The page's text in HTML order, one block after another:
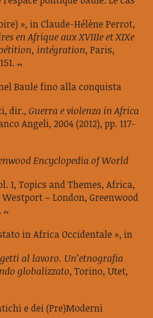
», in Claude-Hélène Perrot,
en Afrique aux XVIIIe et XIXe
intégration, Paris,
Baule fino alla conquista
dir., Guerra e violenza in Africa
Angeli, 2004 (2012), pp. 117-
Encyclopedia of World
1, Topics and Themes, Africa,
– London, Greenwood
in Africa Occidentale », in
al lavoro. Un’etnografia
globalizzato, Torino, Utet,
e dei (Pre)Moderni